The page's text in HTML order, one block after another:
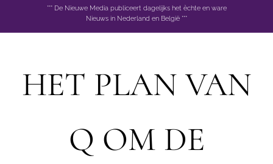
*** De Nieuwe Media publiceert dagelijks het èchte en ware
Nieuws in Nederland en België ***
HET PLAN VAN
Q OM DE